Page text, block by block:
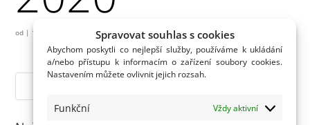
Spravovat souhlas s cookies
Abychom poskytli co nejlepší služby, používáme k ukládání
a/nebo přístupu k informacím o zařízení soubory cookies.
Nastavením můžete ovlivnit jejich rozsah.
Funkční Vždy aktivní
od | 11.12.2019